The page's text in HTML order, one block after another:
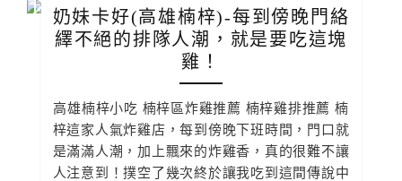
奶妹卡好(高雄楠梓)-每到傍晚門絡
繹不絕的排隊人潮，就是要吃這塊
雞！
高雄楠梓小吃 楠梓區炸雞推薦 楠梓雞排推薦 楠
梓這家人氣炸雞店，每到傍晚下班時間，門口就
是滿滿人潮，加上飄來的炸雞香，真的很難不讓
人注意到！撲空了幾次終於讓我吃到這間傳說中